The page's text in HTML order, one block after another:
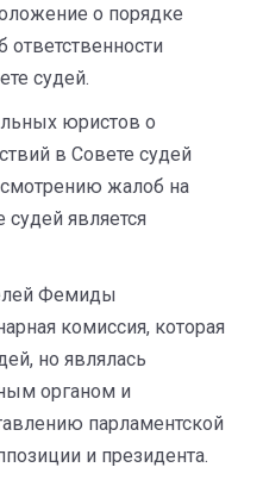
о порядке
ответственности
судей.
юристов о
в Совете судей
жалоб на
является
Фемиды
комиссия, которая
но являлась
органом и
парламентской
и президента.